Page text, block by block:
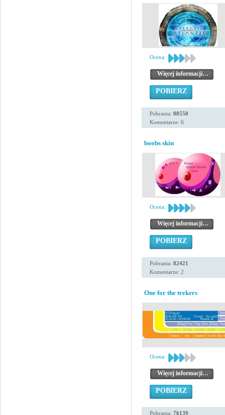
Ocena:
Więcej informacji…
POBIERZ
Pobrania: 88550
Komentarze: 6
boobs skin
Ocena:
Więcej informacji…
POBIERZ
Pobrania: 82421
Komentarze: 2
One for the trekers
Ocena:
Więcej informacji…
POBIERZ
Pobrania: 76139